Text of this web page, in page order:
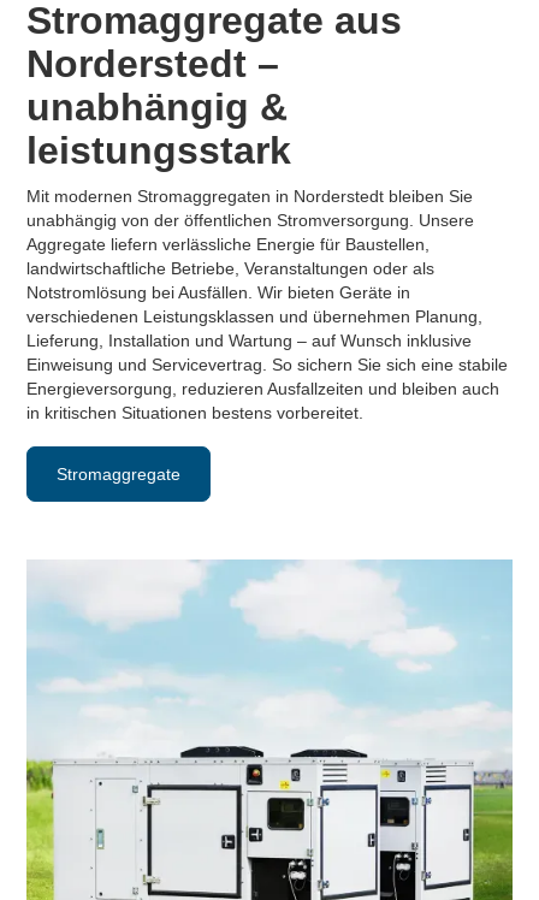
Stromaggregate aus
Norderstedt –
unabhängig &
leistungsstark
Mit modernen Stromaggregaten in Norderstedt bleiben Sie
unabhängig von der öffentlichen Stromversorgung. Unsere
Aggregate liefern verlässliche Energie für Baustellen,
landwirtschaftliche Betriebe, Veranstaltungen oder als
Notstromlösung bei Ausfällen. Wir bieten Geräte in
verschiedenen Leistungsklassen und übernehmen Planung,
Lieferung, Installation und Wartung – auf Wunsch inklusive
Einweisung und Servicevertrag. So sichern Sie sich eine stabile
Energieversorgung, reduzieren Ausfallzeiten und bleiben auch
in kritischen Situationen bestens vorbereitet.
Stromaggregate